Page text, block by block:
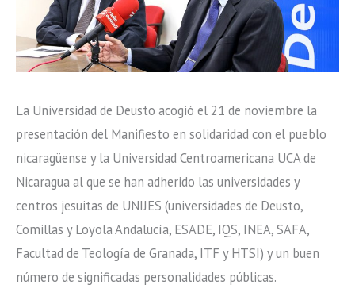
La Universidad de Deusto acogió el 21 de noviembre la
presentación del Manifiesto en solidaridad con el pueblo
nicaragüense y la Universidad Centroamericana UCA de
Nicaragua al que se han adherido las universidades y
centros jesuitas de UNIJES (universidades de Deusto,
Comillas y Loyola Andalucía, ESADE, IQS, INEA, SAFA,
Facultad de Teología de Granada, ITF y HTSI) y un buen
número de significadas personalidades públicas.